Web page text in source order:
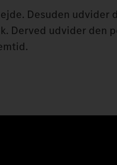
Desuden udvider
Derved udvider den